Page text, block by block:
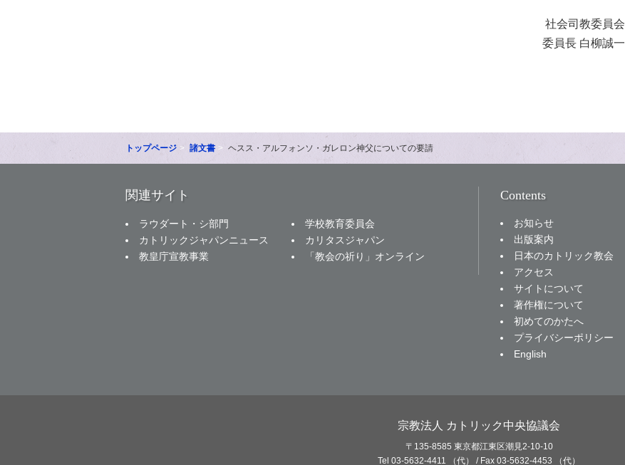
社会司教委員会
委員長 白柳誠一
トップページ 諸文書 ヘスス・アルフォンソ・ガレロン神父についての要請
関連サイト
ラウダート・シ部門
学校教育委員会
カトリックジャパンニュース
カリタスジャパン
教皇庁宣教事業
「教会の祈り」オンライン
Contents
お知らせ
出版案内
日本のカトリック教会
アクセス
サイトについて
著作権について
初めてのかたへ
プライバシーポリシー
English
宗教法人 カトリック中央協議会
〒135-8585 東京都江東区潮見2-10-10
Tel 03-5632-4411 （代） / Fax 03-5632-4453 （代）